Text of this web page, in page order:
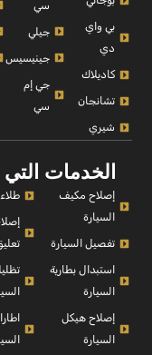
بي واي
دي
كاديلاك
تشانجان
شيري
سي
جيلي
جينيسيس
جي إم
سي
الخدمات
إصلاح مكيف
السيارة
تفصيل السيارة
استبدال بطارية
السيارة
إصلاح هيكل
السيارة